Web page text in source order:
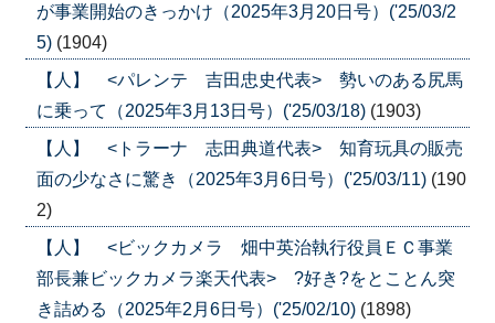
が事業開始のきっかけ（2025年3月20日号）('25/03/2
5) (1904)
【人】 <パレンテ 吉田忠史代表> 勢いのある尻馬
に乗って（2025年3月13日号）('25/03/18) (1903)
【人】 <トラーナ 志田典道代表> 知育玩具の販売
面の少なさに驚き（2025年3月6日号）('25/03/11) (190
2)
【人】 <ビックカメラ 畑中英治執行役員ＥＣ事業
部長兼ビックカメラ楽天代表> ?好き?をとことん突
き詰める（2025年2月6日号）('25/02/10) (1898)